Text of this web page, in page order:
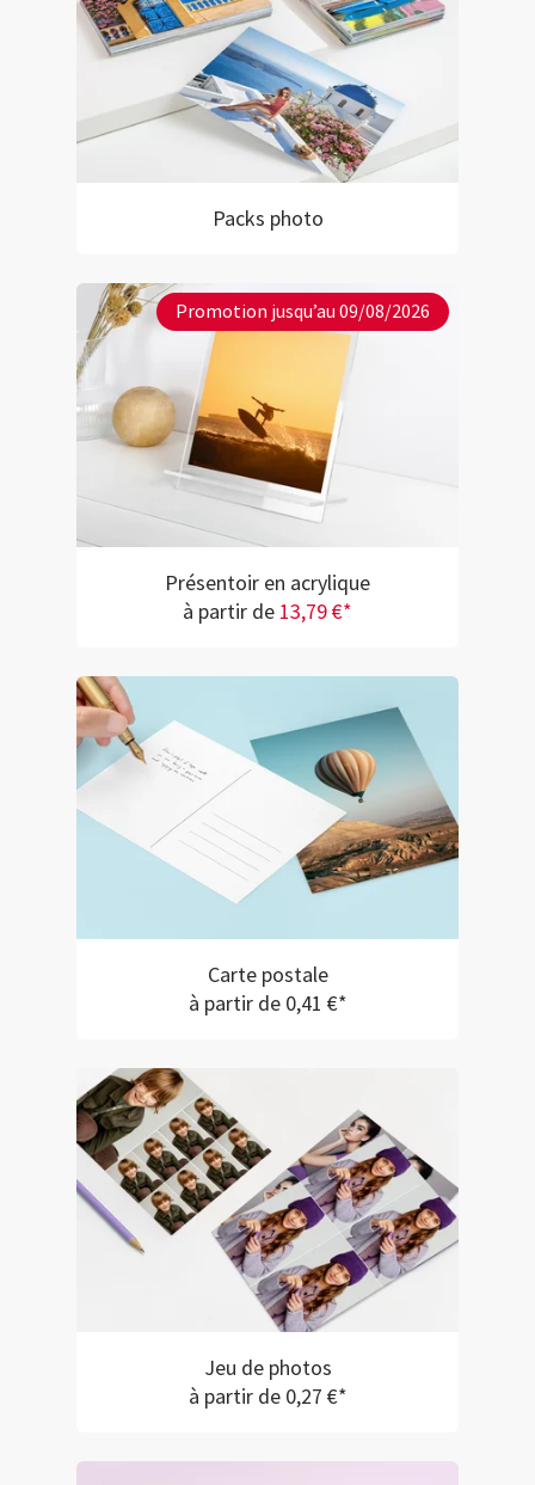
Packs photo
Promotion jusqu’au 09/08/2026
Présentoir en acrylique
à partir de 13,79 €*
Carte postale
à partir de 0,41 €*
Jeu de photos
à partir de 0,27 €*